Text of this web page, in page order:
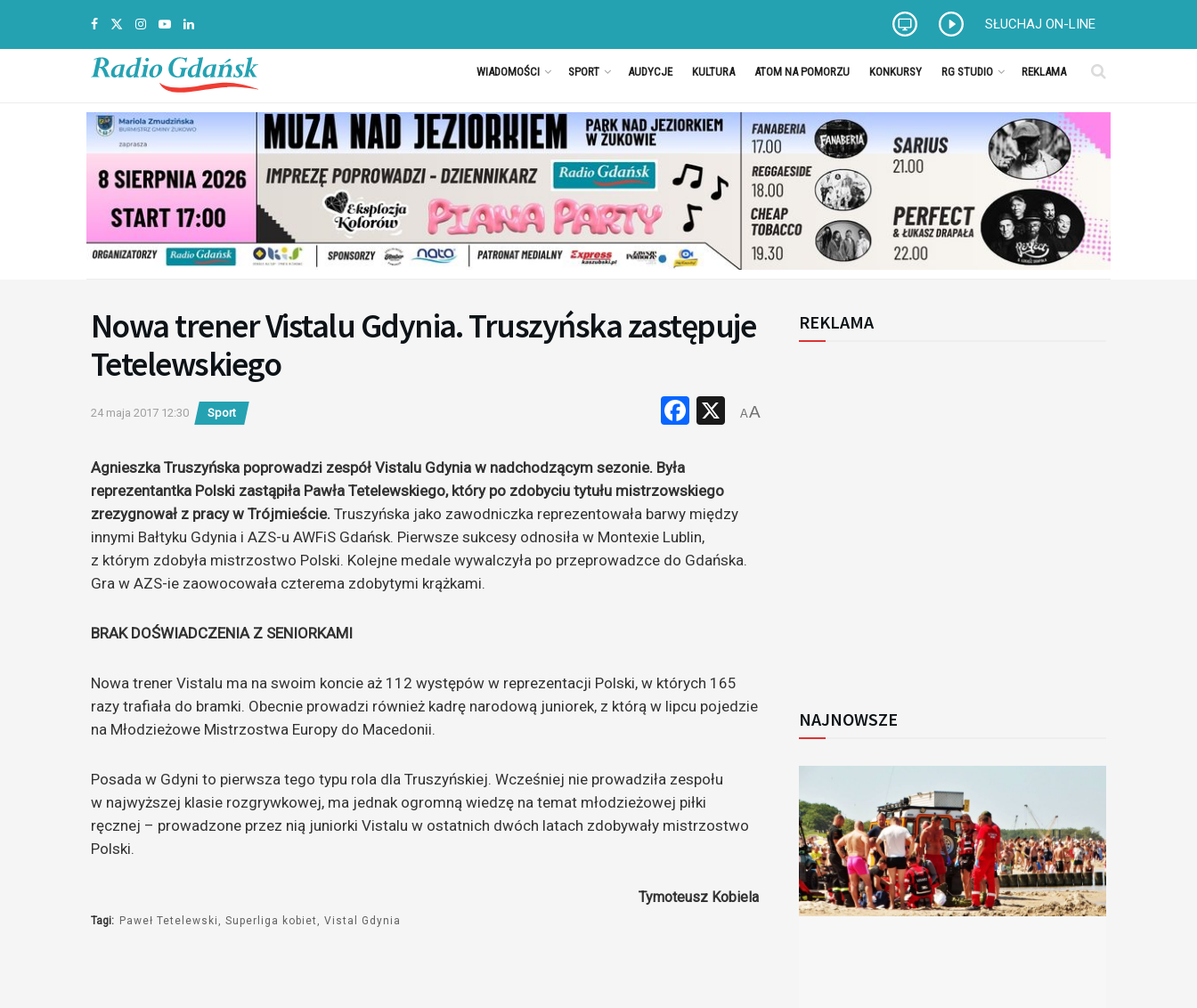
SŁUCHAJ ON-LINE
WIADOMOŚCI SPORT AUDYCJE KULTURA ATOM NA POMORZU KONKURSY RG STUDIO REKLAMA
Nowa trener Vistalu Gdynia. Truszyńska zastępuje
Tetelewskiego
24 maja 2017 12:30 Sport Facebook
X
AA
Agnieszka Truszyńska poprowadzi zespół Vistalu Gdynia w nadchodzącym sezonie. Była
reprezentantka Polski zastąpiła Pawła Tetelewskiego, który po zdobyciu tytułu mistrzowskiego
zrezygnował z pracy w Trójmieście. Truszyńska jako zawodniczka reprezentowała barwy między
innymi Bałtyku Gdynia i AZS-u AWFiS Gdańsk. Pierwsze sukcesy odnosiła w Montexie Lublin,
z którym zdobyła mistrzostwo Polski. Kolejne medale wywalczyła po przeprowadzce do Gdańska.
Gra w AZS-ie zaowocowała czterema zdobytymi krążkami.
BRAK DOŚWIADCZENIA Z SENIORKAMI
Nowa trener Vistalu ma na swoim koncie aż 112 występów w reprezentacji Polski, w których 165
razy trafiała do bramki. Obecnie prowadzi również kadrę narodową juniorek, z którą w lipcu pojedzie
na Młodzieżowe Mistrzostwa Europy do Macedonii.
Posada w Gdyni to pierwsza tego typu rola dla Truszyńskiej. Wcześniej nie prowadziła zespołu
w najwyższej klasie rozgrywkowej, ma jednak ogromną wiedzę na temat młodzieżowej piłki
ręcznej – prowadzone przez nią juniorki Vistalu w ostatnich dwóch latach zdobywały mistrzostwo
Polski.
Tymoteusz Kobiela
Tagi: Paweł Tetelewski Superliga kobiet Vistal Gdynia
REKLAMA
NAJNOWSZE